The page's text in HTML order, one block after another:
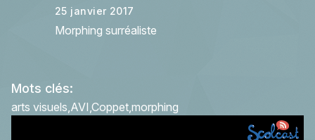
25 janvier 2017
Morphing surréaliste
Mots clés:
arts visuels AVI Coppet morphing